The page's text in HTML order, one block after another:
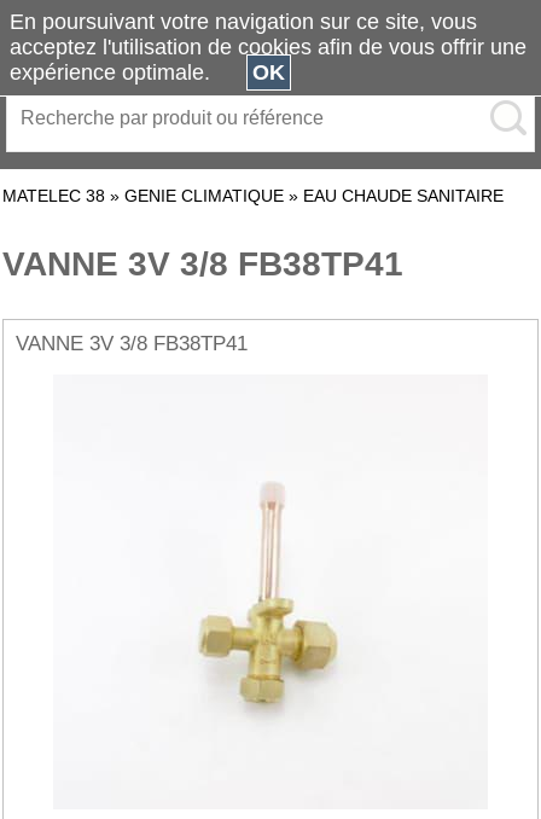
MATELEC 38 » GENIE CLIMATIQUE » EAU CHAUDE SANITAIRE
VANNE 3V 3/8 FB38TP41
VANNE 3V 3/8 FB38TP41
En poursuivant votre navigation sur ce site, vous
acceptez l'utilisation de cookies afin de vous offrir une
expérience optimale.
OK